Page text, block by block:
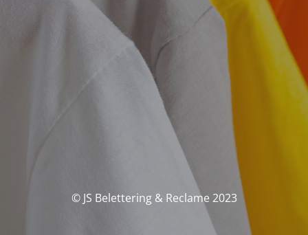
© JS Belettering & Reclame 2023